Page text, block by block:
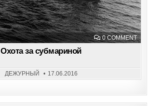
0 COMMENTON
Охота за субмариной
ДЕЖУРНЫЙ 17.06.2016